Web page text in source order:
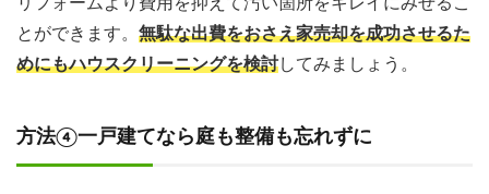
とができます。 無駄な出費をおさえ家売却を成功させるた
めにもハウスクリーニングを検討してみましょう。
方法④一戸建てなら庭も整備も忘れずに